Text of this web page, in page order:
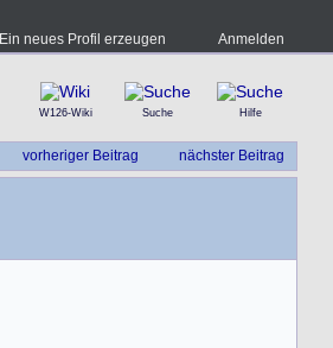
Ein neues Profil erzeugen Anmelden
W126-Wiki Suche Hilfe
vorheriger Beitrag nächster Beitrag